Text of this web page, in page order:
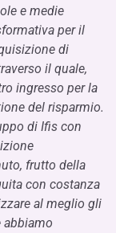
e medie
per il
di
il quale,
ingresso per la
del risparmio.
di Ifis con
frutto della
con costanza
al meglio gli
abbiamo